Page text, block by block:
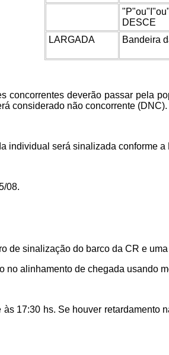
DESCE
LARGADA Bandeira
concorrentes deverão passar pela
considerado não concorrente (DNC).
individual será sinalizada conforme a
08.
de sinalização do barco da CR e
no alinhamento de chegada usando
17:30 hs. Se houver